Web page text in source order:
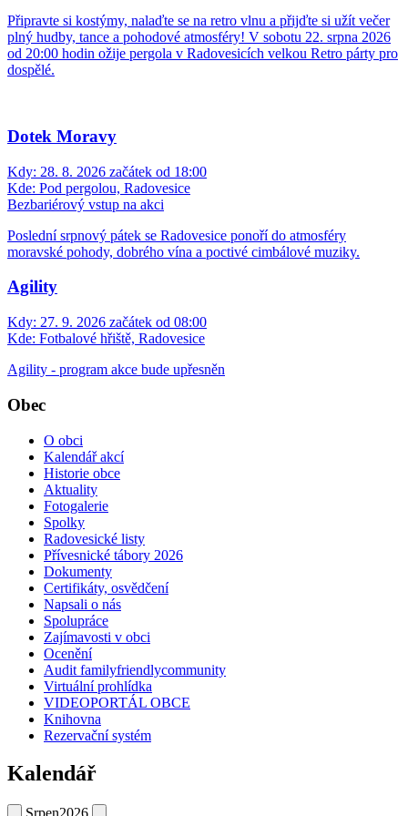
Připravte si kostýmy, nalaďte se na retro vlnu a přijďte si užít večer
plný hudby, tance a pohodové atmosféry! V sobotu 22. srpna 2026
od 20:00 hodin ožije pergola v Radovesicích velkou Retro párty pro
dospělé.
Dotek Moravy
Kdy: 28. 8. 2026 začátek od 18:00
Kde: Pod pergolou, Radovesice
Bezbariérový vstup na akci
Poslední srpnový pátek se Radovesice ponoří do atmosféry
moravské pohody, dobrého vína a poctivé cimbálové muziky.
Agility
Kdy: 27. 9. 2026 začátek od 08:00
Kde: Fotbalové hřiště, Radovesice
Agility - program akce bude upřesněn
Obec
O obci
Kalendář akcí
Historie obce
Aktuality
Fotogalerie
Spolky
Radovesické listy
Přívesnické tábory 2026
Dokumenty
Certifikáty, osvědčení
Napsali o nás
Spolupráce
Zajímavosti v obci
Ocenění
Audit familyfriendlycommunity
Virtuální prohlídka
VIDEOPORTÁL OBCE
Knihovna
Rezervační systém
Kalendář